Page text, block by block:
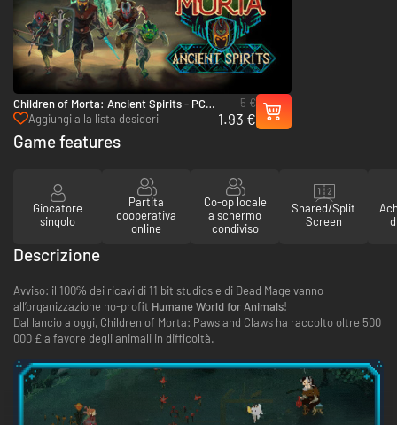
Children of Morta: Ancient Spirits - PC &
Mac (Steam)
Aggiungi alla lista desideri
5 €
1.93 €
Game features
Giocatore
singolo
Partita
cooperativa
online
Co-op locale
a schermo
condiviso
Shared/Split
Screen
Descrizione
Avviso: il 100℅ dei ricavi di 11 bit studios e di Dead Mage vanno
all’organizzazione no-profit Humane World for Animals!
Dal lancio a oggi, Children of Morta: Paws and Claws ha raccolto oltre 500
000 £ a favore degli animali in difficoltà.